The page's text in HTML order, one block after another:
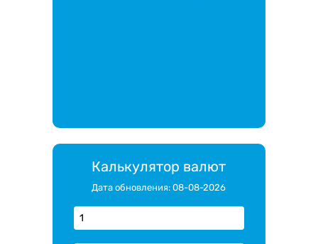
Калькулятор валют
Дата обновления: 08-08-2026